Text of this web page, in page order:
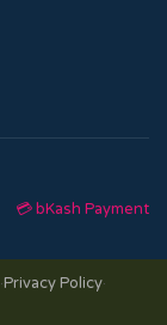
💳 bKash Payment
·Privacy Policy·